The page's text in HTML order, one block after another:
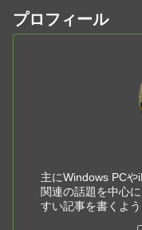
プロフィール
主にWindows PC
関連の話題を中心
すい記事を書くよう